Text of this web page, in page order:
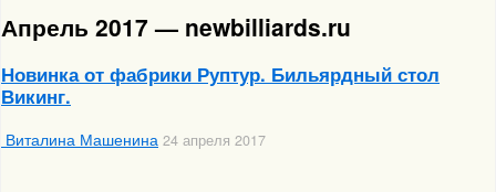
Апрель 2017 — newbilliards.ru
Новинка от фабрики Руптур. Бильярдный стол
Викинг.
Виталина Машенина 24 апреля 2017